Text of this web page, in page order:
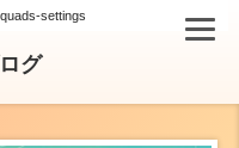
settings
グ